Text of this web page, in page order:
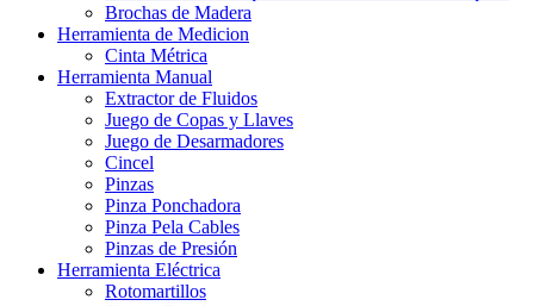
Brochas de Madera
Herramienta de Medicion
Cinta Métrica
Herramienta Manual
Extractor de Fluidos
Juego de Copas y Llaves
Juego de Desarmadores
Cincel
Pinzas
Pinza Ponchadora
Pinza Pela Cables
Pinzas de Presión
Herramienta Eléctrica
Rotomartillos